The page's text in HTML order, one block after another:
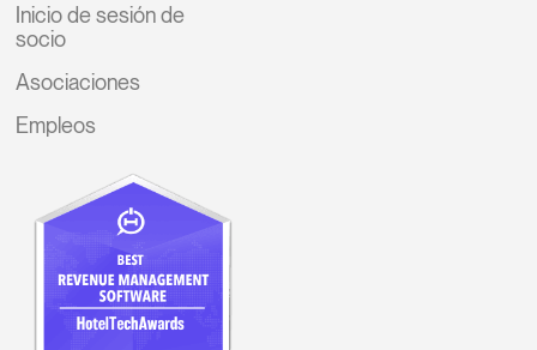
Inicio de sesión de
socio
Asociaciones
Empleos